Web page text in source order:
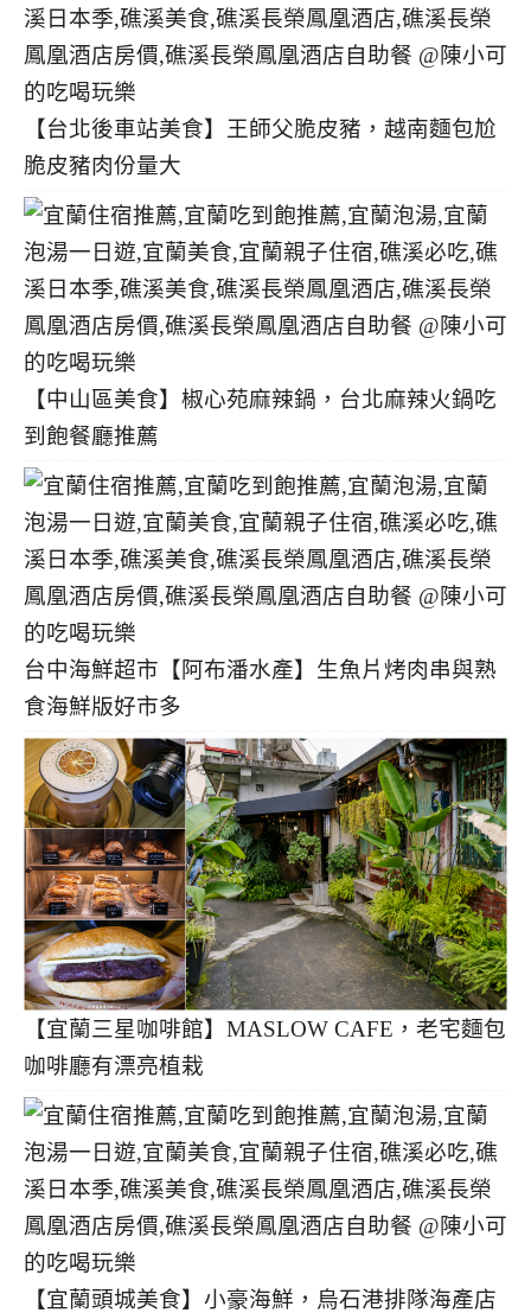
【台北後車站美食】王師父脆皮豬，越南麵包尬
脆皮豬肉份量大
【中山區美食】椒心苑麻辣鍋，台北麻辣火鍋吃
到飽餐廳推薦
台中海鮮超市【阿布潘水產】生魚片烤肉串與熟
食海鮮版好市多
【宜蘭三星咖啡館】MASLOW CAFE，老宅麵包
咖啡廳有漂亮植栽
【宜蘭頭城美食】小豪海鮮，烏石港排隊海產店